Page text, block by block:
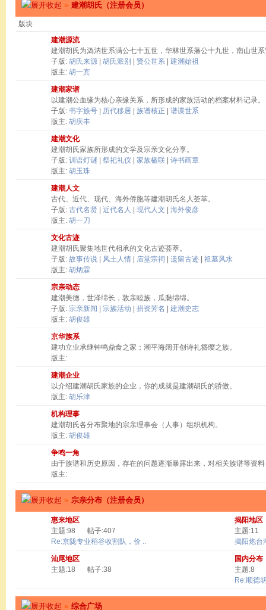
» 建潮胡氏（注册会员）
版块
建潮源流
建潮胡氏为溈汭世系满公七十五世，华林世系藩公十九世，南山世
子版: 胡氏来源 胡氏派别 贤公世系
建潮始祖
版主: 胡一宾
建潮家谱
以建潮公血缘为核心亲缘关系，所形成的家族活动的档案材料记录。
子版: 书字族号 历代移居 族谱核正
谱谍世系
版主: 胡庆丰
建潮文化
建潮胡氏家族所形成的文学及宗亲文化分享。
子版: 训语灯谜 祭祀礼仪 家族楹联
诗书画章
版主: 胡玉珠
建潮人文
古代、近代、现代、海外侨胞等建潮胡氏名人荟萃。
子版: 古代名贤 近代名人 现代人文
海外俊彦
版主: 胡一刀
文化古迹
建潮胡氏聚集地世代相承的文化古迹荟萃。
子版: 故事传说 风土人情 庙堂宗祠 遗留古迹
祖墓风水
版主: 胡炳霖
宗亲动态
建潮美德，世泽绵长，敦亲睦族，瓜瓞绵绵。
子版: 宗亲新闻 宗族活动 捐资芳名
建潮史志
版主: 胡俊雄
京华族系
建功立业承继钟鸣鼎食之家；潮平海阔开创诗礼簪缨之族。
版主:
建潮企业
以介绍建潮胡氏家族的企业，你的成就是建潮胡氏的骄傲。
版主: 胡乐津
机构理事
建潮胡氏各分布聚地的宗亲理事会（人事）组织机构。
版主: 胡俊雄
争鸣一角
由于族谱和历史原因，存在的问题逐渐暴露出来，对相关族谱等资
版主:
» 宗亲分布（注册会员）
惠来地区
主题:98
帖子:407
Re:京陇专业稻谷收割队，价 ..
揭阳地区
主题:11
揭阳炮台
汕尾地区
主题:18
帖子:38
国内分布
主题:8
Re:顺德
» 综合广场